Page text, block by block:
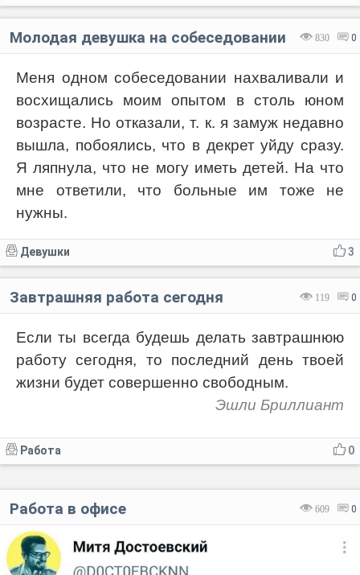
830 0
Молодая девушка на собеседовании
Меня одном собеседовании нахваливали и
восхищались моим опытом в столь юном
возрасте. Но отказали, т. к. я замуж недавно
вышла, побоялись, что в декрет уйду сразу.
Я ляпнула, что не могу иметь детей. На что
мне ответили, что больные им тоже не
нужны.
3
Девушки
119 0
Завтрашняя работа сегодня
Если ты всегда будешь делать завтрашнюю
работу сегодня, то последний день твоей
жизни будет совершенно свободным.
Эшли Бриллиант
0
Работа
609 0
Работа в офисе